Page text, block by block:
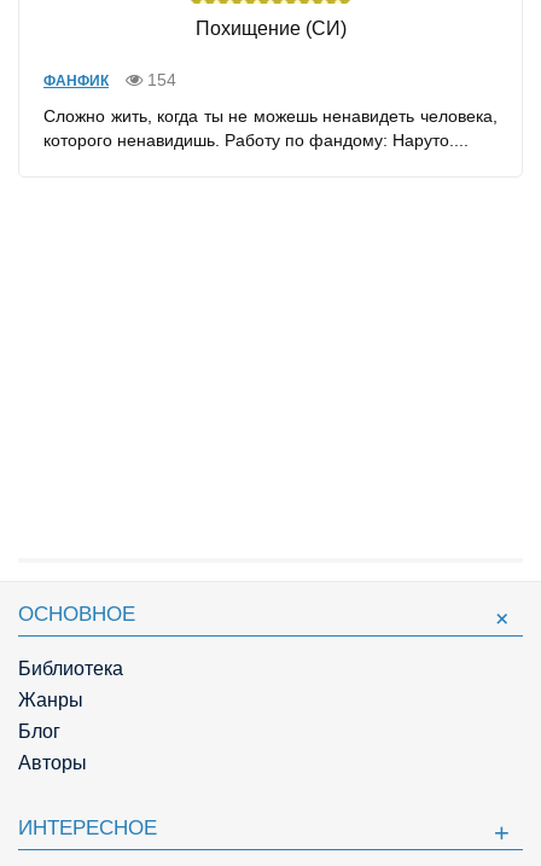
Похищение (СИ)
ФАНФИК
154
Сложно жить, когда ты не можешь ненавидеть человека,
которого ненавидишь. Работу по фандому: Наруто....
ОСНОВНОЕ
Библиотека
Жанры
Блог
Авторы
ИНТЕРЕСНОЕ